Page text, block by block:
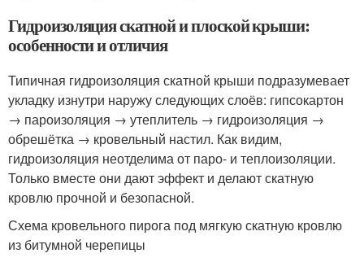
Гидроизоляция скатной и плоской крыши:
особенности и отличия
Типичная гидроизоляция скатной крыши подразумевает
укладку изнутри наружу следующих слоёв: гипсокартон
→ пароизоляция → утеплитель → гидроизоляция →
обрешётка → кровельный настил. Как видим,
гидроизоляция неотделима от паро- и теплоизоляции.
Только вместе они дают эффект и делают скатную
кровлю прочной и безопасной.
Схема кровельного пирога под мягкую скатную кровлю
из битумной черепицы